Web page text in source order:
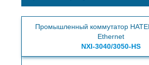
Промышленный коммутатор
Ethernet
NXI-3040/3050-HS